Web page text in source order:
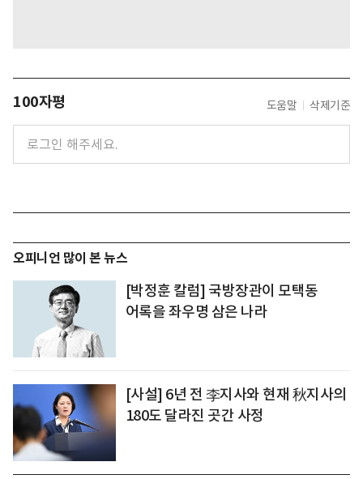
100자평 도움말 삭제기준
오피니언 많이 본 뉴스
[박정훈 칼럼] 국방장관이 모택동
어록을 좌우명 삼은 나라
[사설] 6년 전 李지사와 현재 秋지사의
180도 달라진 곳간 사정